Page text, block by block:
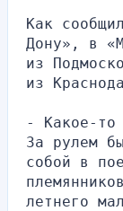
Как
Дону», в
из
из
- Какое-то
За рулем
собой в
летнего